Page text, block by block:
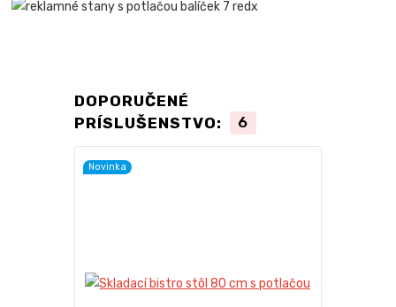
DOPORUČENÉ
PRÍSLUŠENSTVO:
6
Novinka